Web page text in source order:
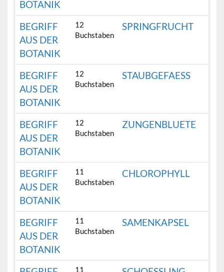
BOTANIK
BEGRIFF
AUS DER
BOTANIK
12
Buchstaben
SPRINGFRUCHT
BEGRIFF
AUS DER
BOTANIK
12
Buchstaben
STAUBGEFAESS
BEGRIFF
AUS DER
BOTANIK
12
Buchstaben
ZUNGENBLUETE
BEGRIFF
AUS DER
BOTANIK
11
Buchstaben
CHLOROPHYLL
BEGRIFF
AUS DER
BOTANIK
11
Buchstaben
SAMENKAPSEL
11